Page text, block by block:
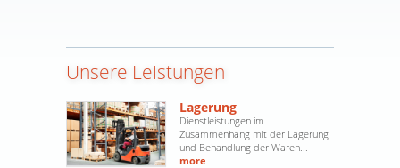
Unsere Leistungen
Lagerung
Dienstleistungen im
Zusammenhang mit der Lagerung
und Behandlung der Waren...
more